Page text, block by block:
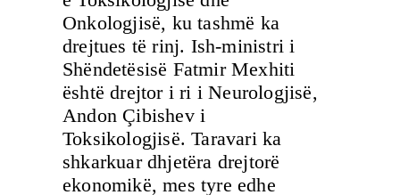
Onkologjisë, ku tashmë ka
drejtues të rinj. Ish-ministri i
Shëndetësisë Fatmir Mexhiti
është drejtor i ri i Neurologjisë,
Andon Çibishev i
Toksikologjisë. Taravari ka
shkarkuar dhjetëra drejtorë
ekonomikë, mes tyre edhe